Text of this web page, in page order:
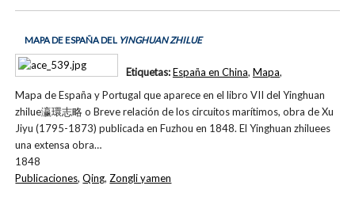
MAPA DE ESPAÑA DEL YINGHUAN ZHILUE
Mapa de España y Portugal que aparece en el libro VII del Yinghuan
zhilue瀛環志略 o Breve relación de los circuitos marítimos, obra de Xu
Jiyu (1795-1873) publicada en Fuzhou en 1848. El Yinghuan zhiluees
una extensa obra…
1848
Etiquetas:España en China, Mapa,
Publicaciones,Qing, Zongli yamen